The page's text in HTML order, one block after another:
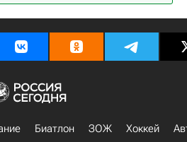
Биатлон ЗОЖ Хоккей